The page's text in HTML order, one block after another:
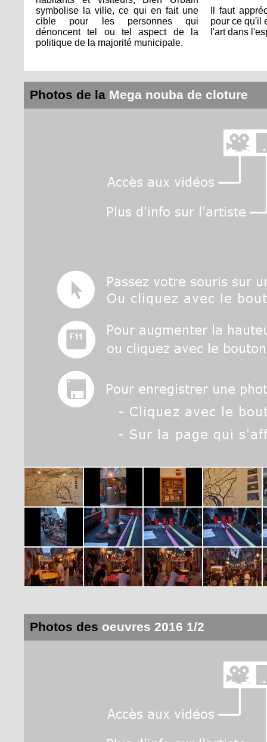
symbolise la ville, ce qui en fait une
cible pour les personnes qui
dénoncent tel ou tel aspect de la
politique de la majorité municipale.
Il faut
pour ce qu'il
l'art dans
Photos de la Mega nouba de cloture
Photos des oeuvres 2016 1/2